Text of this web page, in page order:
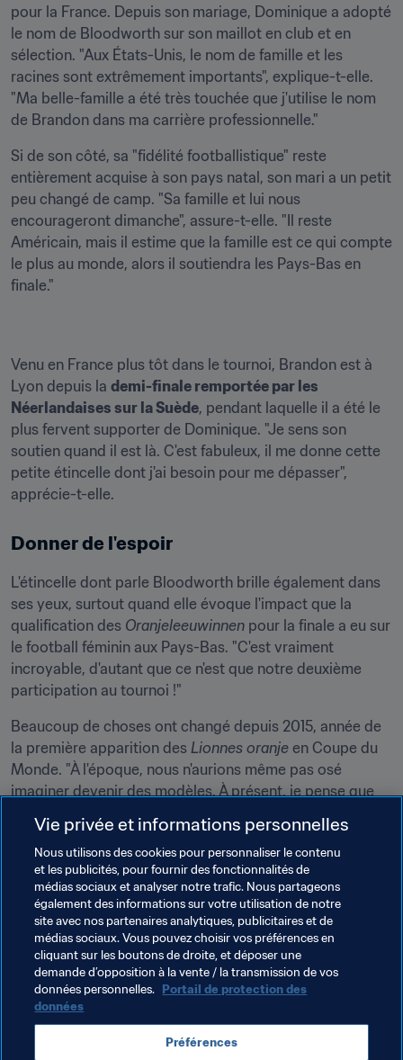
pour la France. Depuis son mariage, Dominique a adopté
le nom de Bloodworth sur son maillot en club et en
sélection. "Aux États-Unis, le nom de famille et les
racines sont extrêmement importants", explique-t-elle.
"Ma belle-famille a été très touchée que j'utilise le nom
de Brandon dans ma carrière professionnelle."
Si de son côté, sa "fidélité footballistique" reste
entièrement acquise à son pays natal, son mari a un petit
peu changé de camp. "Sa famille et lui nous
encourageront dimanche", assure-t-elle. "Il reste
Américain, mais il estime que la famille est ce qui compte
le plus au monde, alors il soutiendra les Pays-Bas en
finale."
Venu en France plus tôt dans le tournoi, Brandon est à
Lyon depuis la demi-finale remportée par les
Néerlandaises sur la Suède, pendant laquelle il a été le
plus fervent supporter de Dominique. "Je sens son
soutien quand il est là. C'est fabuleux, il me donne cette
petite étincelle dont j'ai besoin pour me dépasser",
apprécie-t-elle.
Donner de l'espoir
L'étincelle dont parle Bloodworth brille également dans
ses yeux, surtout quand elle évoque l'impact que la
qualification des Oranjeleeuwinnen pour la finale a eu sur
le football féminin aux Pays-Bas. "C'est vraiment
incroyable, d'autant que ce n'est que notre deuxième
participation au tournoi !"
Beaucoup de choses ont changé depuis 2015, année de
la première apparition des Lionnes oranje en Coupe du
Monde. "À l'époque, nous n'aurions même pas osé
imaginer devenir des modèles. À présent, je pense que
filles, que tout peut arriver quand on croit dans ses
rêves. Il y a quelques années, notre équipe a décidé de
gagner des trophées. Depuis lors, nous avons remporté
l'UEFA EURO Féminin en 2017 et aujourd'hui, nous
sommes en finale de la Coupe du Monde. C'est
incroyable. Maintenant, tout ce que nous voulons, c'est
décrocher l'or."
Pour cela, Dominique Bloodworth bénéficiera en lus du
soutien des plus néerlandais des Américains : sa belle-
famille et son mari Brandon, "Néerlandais pour un jour".
Vie privée et informations personnelles
Nous utilisons des cookies pour personnaliser le contenu
et les publicités, pour fournir des fonctionnalités de
médias sociaux et analyser notre trafic. Nous partageons
également des informations sur votre utilisation de notre
site avec nos partenaires analytiques, publicitaires et de
médias sociaux. Vous pouvez choisir vos préférences en
cliquant sur les boutons de droite, et déposer une
demande d’opposition à la vente / la transmission de vos
données personnelles. Portail de protection des
données
Préférences